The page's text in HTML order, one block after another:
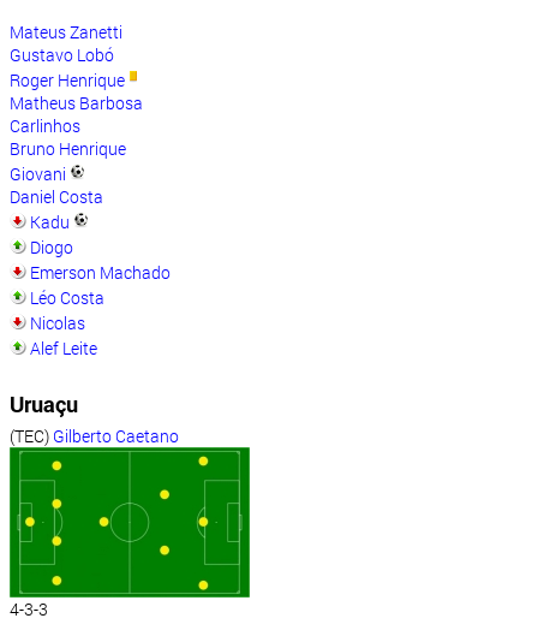
Mateus Zanetti
Gustavo Lobó
Roger Henrique
Matheus Barbosa
Carlinhos
Bruno Henrique
Giovani
Daniel Costa
Kadu
Diogo
Emerson Machado
Léo Costa
Nicolas
Alef Leite
Uruaçu
(TEC) Gilberto Caetano
4-3-3